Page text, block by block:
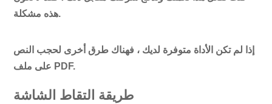
هذه مشكلة.
إذا لم تكن الأداة متوفرة لديك ، فهناك طرق أخرى لحجب النص
على ملف PDF.
طريقة التقاط الشاشة